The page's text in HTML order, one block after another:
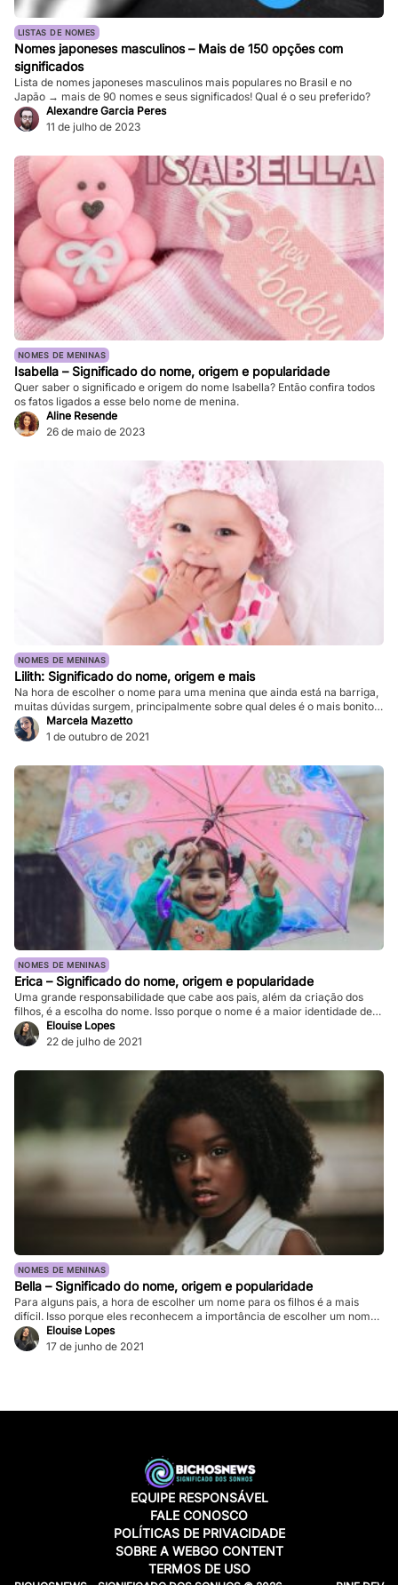
LISTAS DE NOMES
Nomes japoneses masculinos – Mais de 150 opções com
significados
Lista de nomes japoneses masculinos mais populares no Brasil e no
Japão → mais de 90 nomes e seus significados! Qual é o seu preferido?
Alexandre Garcia Peres
11 de julho de 2023
NOMES DE MENINAS
Isabella – Significado do nome, origem e popularidade
Quer saber o significado e origem do nome Isabella? Então confira todos
os fatos ligados a esse belo nome de menina.
Aline Resende
26 de maio de 2023
NOMES DE MENINAS
Lilith: Significado do nome, origem e mais
Na hora de escolher o nome para uma menina que ainda está na barriga,
muitas dúvidas surgem, principalmente sobre qual deles é o mais bonito,
qual possui um significado tocante e demais possibilidades. Veja abaixo
mais sobre o nome Lilith, qual sua origem, qual a história por detrás dele e
Marcela Mazetto
1 de outubro de 2021
NOMES DE MENINAS
Erica – Significado do nome, origem e popularidade
Uma grande responsabilidade que cabe aos pais, além da criação dos
filhos, é a escolha do nome. Isso porque o nome é a maior identidade de
alguém que, inclusive, a pessoa carrega por toda a vida. Desse modo, é
importante levar em conta sobre um nome antes de escolhê-lo para seu
Elouise Lopes
22 de julho de 2021
NOMES DE MENINAS
Bella – Significado do nome, origem e popularidade
Para alguns pais, a hora de escolher um nome para os filhos é a mais
difícil. Isso porque eles reconhecem a importância de escolher um nome
bonito e que, ao mesmo tempo, tenha significado importante, e demais
aspectos. Pensando nisso, vamos ver o significado do nome Bella e
Elouise Lopes
17 de junho de 2021
EQUIPE RESPONSÁVEL
FALE CONOSCO
POLÍTICAS DE PRIVACIDADE
SOBRE A WEBGO CONTENT
TERMOS DE USO